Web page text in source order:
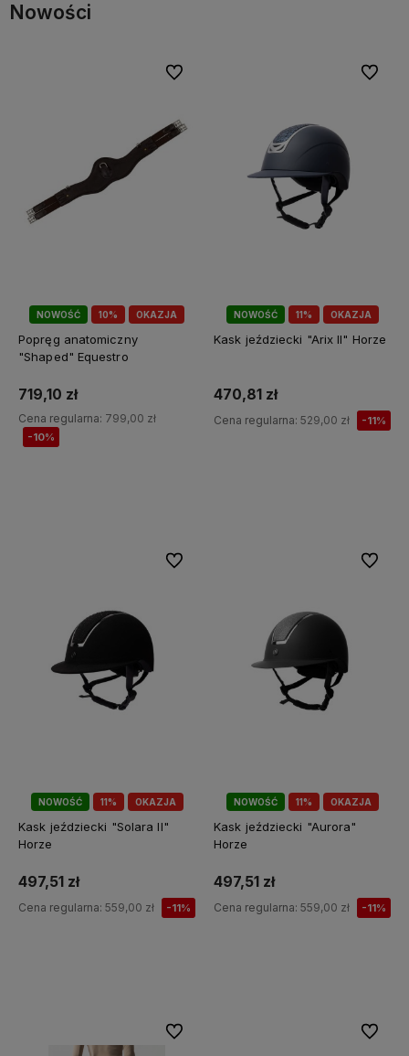
Nowości
10%
NOWOŚĆ OKAZJA
Popręg anatomiczny
"Shaped" Equestro
719,10 zł
Cena regularna: 799,00 zł
-10%
Do ulubionych
11%
NOWOŚĆ OKAZJA
Kask jeździecki "Arix II" Horze
470,81 zł
Cena regularna: 529,00 zł -11%
Do
11%
NOWOŚĆ OKAZJA
Kask jeździecki "Solara II"
Horze
497,51 zł
Cena regularna: 559,00 zł -11%
Do ulubionych
11%
NOWOŚĆ OKAZJA
Kask jeździecki "Aurora"
Horze
497,51 zł
Cena regularna: 559,00 zł -11%
Do
Do ulubionych Do